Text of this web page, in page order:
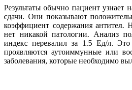
Результаты обычно пациент узнает
сдачи. Они показывают
коэффициент содержания антител.
нет никакой патологии. Анализ
индекс перевалил за 1.5 Ед/л. Это
проявляются аутоиммунные или
заболевания, которые необходимо